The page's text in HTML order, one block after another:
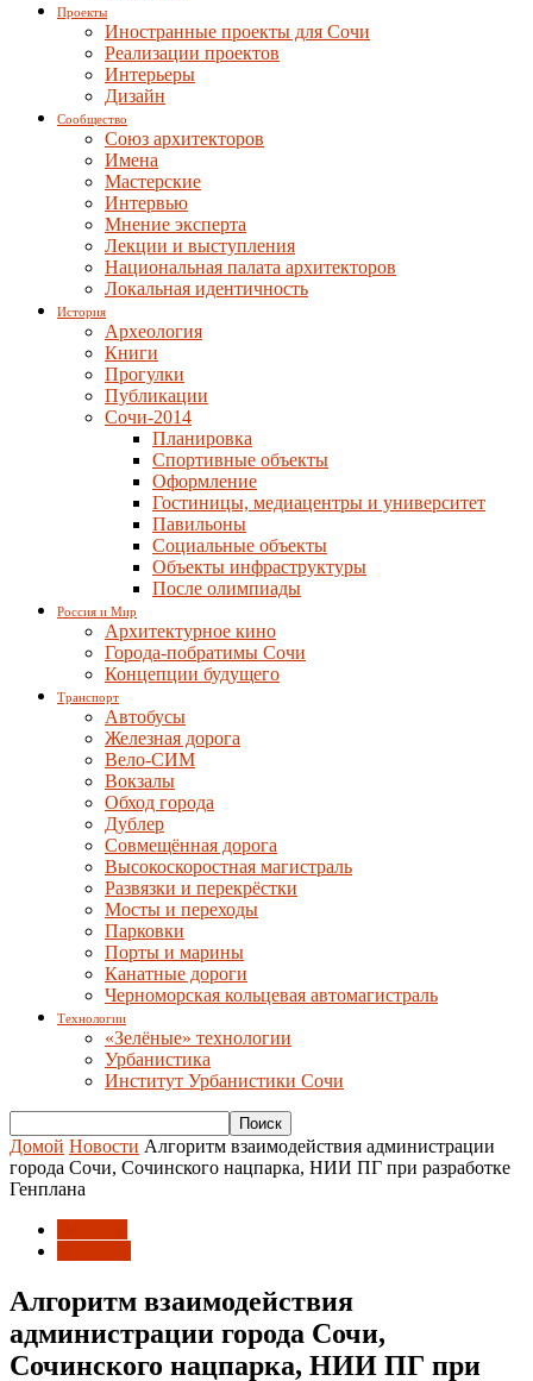
Проекты
Иностранные проекты для Сочи
Реализации проектов
Интерьеры
Дизайн
Сообщество
Союз архитекторов
Имена
Мастерские
Интервью
Мнение эксперта
Лекции и выступления
Национальная палата архитекторов
Локальная идентичность
История
Археология
Книги
Прогулки
Публикации
Сочи-2014
Планировка
Спортивные объекты
Оформление
Гостиницы, медиацентры и университет
Павильоны
Социальные объекты
Объекты инфраструктуры
После олимпиады
Россия и Мир
Архитектурное кино
Города-побратимы Сочи
Концепции будущего
Транспорт
Автобусы
Железная дорога
Вело-СИМ
Вокзалы
Обход города
Дублер
Совмещённая дорога
Высокоскоростная магистраль
Развязки и перекрёстки
Мосты и переходы
Парковки
Порты и марины
Канатные дороги
Черноморская кольцевая автомагистраль
Технологии
«Зелёные» технологии
Урбанистика
Институт Урбанистики Сочи
Домой Новости Алгоритм взаимодействия администрации
города Сочи, Сочинского нацпарка, НИИ ПГ при разработке
Генплана
Алгоритм взаимодействия
администрации города Сочи,
Сочинского нацпарка, НИИ ПГ при